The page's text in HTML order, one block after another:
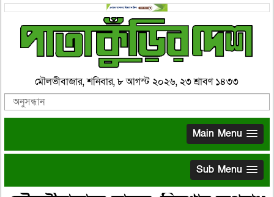
মৌলভীবাজার, শনিবার, ৮ আগস্ট ২০২৬, ২৩ শ্রাবণ ১৪৩৩
Main Menu
Sub Menu